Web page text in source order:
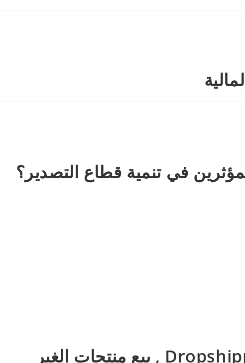
في تنمية قطاع التصدير؟